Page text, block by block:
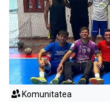
Komunitatea